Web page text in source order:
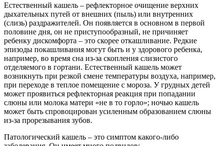
Естественный кашель – рефлекторное очищение верхних
дыхательных путей от внешних (пыль) или внутренних
(слизь) раздражителей. Он появляется в основном в первой
половине дня, он не приступообразный, не причиняет
ребенку дискомфорта – это скорее откашливание. Редкие
эпизоды покашливания могут быть и у здорового ребенка,
например, во время сна из-за скопления слизистого
отделяемого в гортани. Естественный кашель может
возникнуть при резкой смене температуры воздуха, например,
при переходе в теплое помещение с мороза. У грудных детей
может проявиться рефлекторная реакция при попадании
слюны или молока матери «не в то горло»; ночью кашель
может быть спровоцирован усиленным образованием слюны
из-за прорезывания зубов.
Патологический кашель – это симптом какого-либо